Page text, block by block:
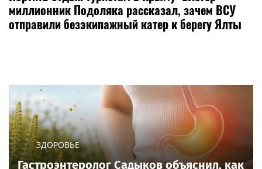
миллионник Подоляка рассказал, зачем ВСУ
отправили безэкипажный катер к берегу Ялты
ЗДОРОВЬЕ
Гастроэнтеролог Садыков объяснил, как